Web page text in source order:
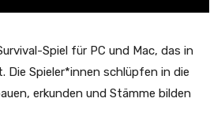
Spiel für PC und Mac, das in
Die Spieler*innen schlüpfen in die
erkunden und Stämme bilden